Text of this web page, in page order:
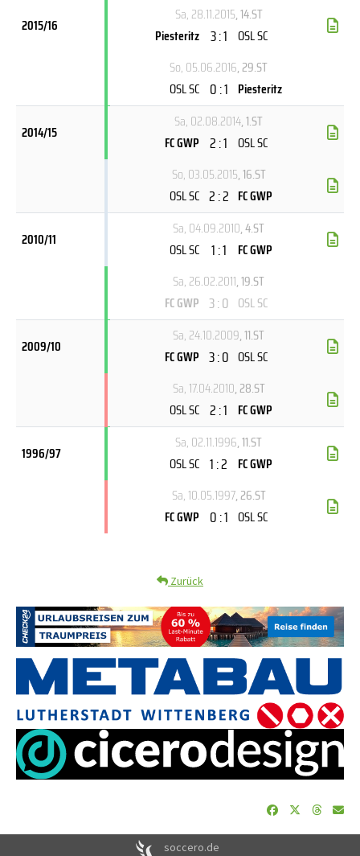
2015/16
Sa, 28.11.2015, 14.ST
Piesteritz 3 : 1 OSL SC
So, 05.06.2016, 29.ST
OSL SC 0 : 1 Piesteritz
2014/15
Sa, 02.08.2014, 1.ST
FC GWP 2 : 1 OSL SC
So, 03.05.2015, 16.ST
OSL SC 2 : 2 FC GWP
2010/11
Sa, 04.09.2010, 4.ST
OSL SC 1 : 1
FC GWP
Sa, 26.02.2011, 19.ST
FC GWP 3 : 0 OSL SC
2009/10
Sa, 24.10.2009, 11.ST
FC GWP 3 : 0 OSL SC
Sa, 17.04.2010, 28.ST
OSL SC 2 : 1 FC GWP
1996/97
Sa, 02.11.1996, 11.ST
OSL SC 1 : 2 FC GWP
Sa, 10.05.1997, 26.ST
FC GWP 0 : 1 OSL SC
Zurück
soccero.de